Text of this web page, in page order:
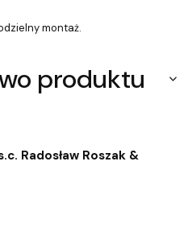
montaż.
produktu
Radosław Roszak &